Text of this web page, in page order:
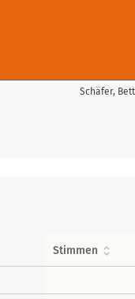
Schäfer,
Stimmen